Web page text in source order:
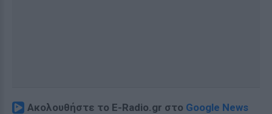
Ακολουθήστε το E-Radio.gr στο Google News